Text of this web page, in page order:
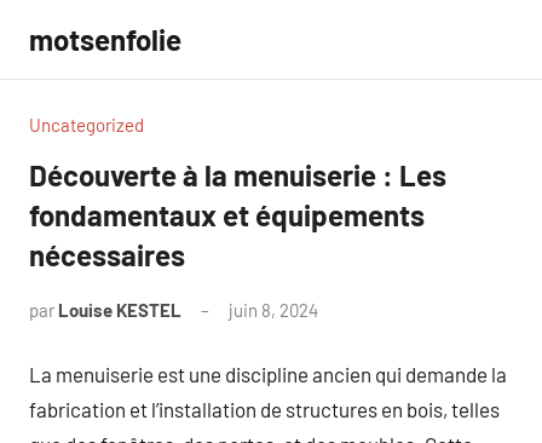
contenu
motsenfolie
Uncategorized
Découverte à la menuiserie : Les
fondamentaux et équipements
nécessaires
par Louise KESTEL juin 8, 2024
La menuiserie est une discipline ancien qui demande la
fabrication et l’installation de structures en bois, telles